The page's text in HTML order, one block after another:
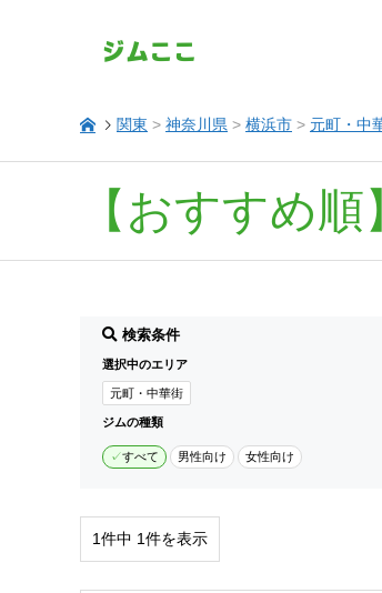
関東 > 神奈川県 > 横浜市 > 元町・中
【おすすめ
検索条件
選択中のエリア
元町・中華街
ジムの種類
すべて 男性向け 女性向け
1件中 1件を表示